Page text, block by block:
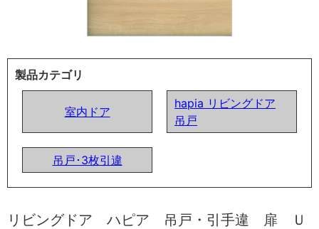
製品カテゴリ
室内ドア
hapia リビングドア
吊戸
吊戸･3枚引違
リビングドア ハピア 吊戸・引手違 扉 Ｕ